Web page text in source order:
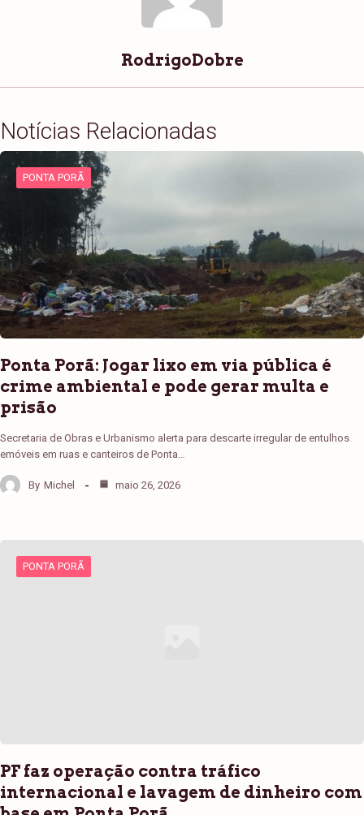
RodrigoDobre
Notícias Relacionadas
PONTA PORÃ
Ponta Porã: Jogar lixo em via pública é
crime ambiental e pode gerar multa e
prisão
Secretaria de Obras e Urbanismo alerta para descarte irregular de entulhos
emóveis em ruas e canteiros de Ponta…
By Michel maio 26, 2026
PONTA PORÃ
PF faz operação contra tráfico
internacional e lavagem de dinheiro com